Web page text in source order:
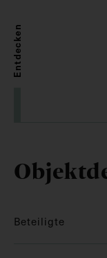
Entdecken
Beteiligte